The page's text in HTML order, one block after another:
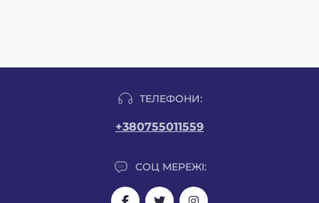
ТЕЛЕФОНИ:
+380755011559
СОЦ МЕРЕЖІ: